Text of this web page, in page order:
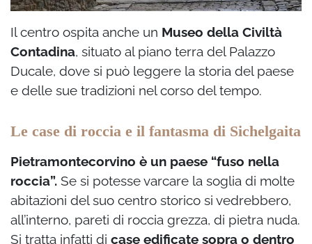
Il centro ospita anche un Museo della Civiltà
Contadina, situato al piano terra del Palazzo
Ducale, dove si può leggere la storia del paese
e delle sue tradizioni nel corso del tempo.
Le case di roccia e il fantasma di Sichelgaita
Pietramontecorvino è un paese “fuso nella
roccia”. Se si potesse varcare la soglia di molte
abitazioni del suo centro storico si vedrebbero,
all’interno, pareti di roccia grezza, di pietra nuda.
Si tratta infatti di case edificate sopra o dentro